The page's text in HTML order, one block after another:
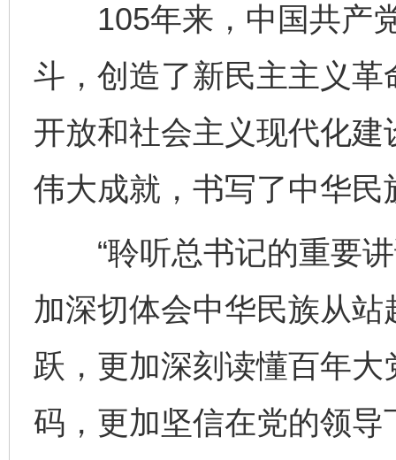
105年来，中国共产党
斗，创造了新民主主义
开放和社会主义现代化
伟大成就，书写了中华
“聆听总书记的重要讲
加深切体会中华民族从
跃，更加深刻读懂百年
码，更加坚信在党的领导